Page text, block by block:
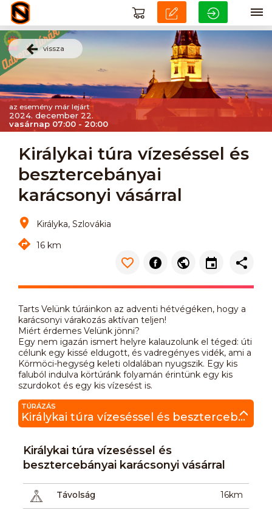
vissza
az esemény már lejárt
2024. december 22.
vasárnap 07:00 - 20:00
Királykai túra vízeséssel és
besztercebányai
karácsonyi vásárral
Királyka, Szlovákia
16 km
Tarts Velünk túráinkon az adventi hétvégéken, hogy a
karácsonyi várakozás aktívan teljen!
Miért érdemes Velünk jönni?
Egy nem igazán ismert helyre kalauzolunk el téged: úti
célunk egy kissé eldugott, és vadregényes vidék, ami a
Körmöci-hegység keleti oldalában nyugszik. Egy kis
faluból indulva körtúránk folyamán érintünk egy kis
szurdokot és egy kis vízesést is.
TÚRÁZÁS
Királykai túra vízeséssel és besztercebányai karácsonyi vásárral
Királykai túra vízeséssel és
besztercebányai karácsonyi vásárral
Távolság 16km